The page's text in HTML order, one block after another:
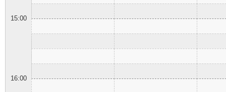
15:00
16:00